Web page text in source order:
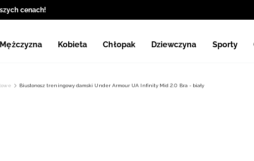
cenach!
Mężczyzna Kobieta Chłopak Dziewczyna Sporty
Biustonosz treningowy damski Under Armour UA Infinity Mid 2.0 Bra - biały